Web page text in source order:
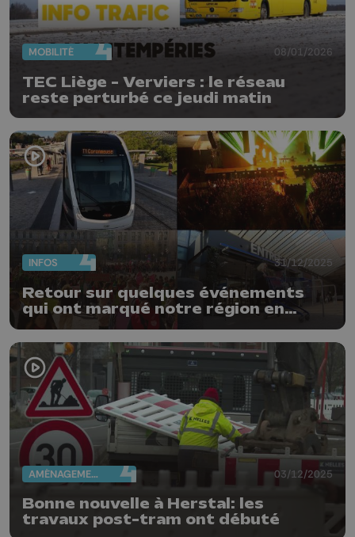
MOBILITÉ 08/01/2026
TEC Liège - Verviers : le réseau
reste perturbé ce jeudi matin
INFOS 31/12/2025
Retour sur quelques événements
qui ont marqué notre région en
2025
AMÉNAGEMENT DU TERRITOIRE 03/12/2025
Bonne nouvelle à Herstal: les
travaux post-tram ont débuté